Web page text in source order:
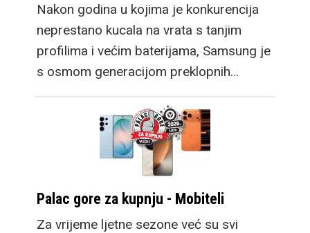
Nakon godina u kojima je konkurencija
neprestano kucala na vrata s tanjim
profilima i većim baterijama, Samsung je
s osmom generacijom preklopnih…
Palac gore za kupnju - Mobiteli
Za vrijeme ljetne sezone već su svi